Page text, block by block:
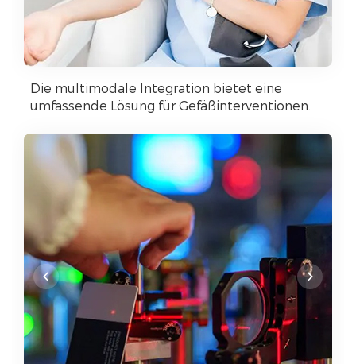
Die multimodale Integration bietet eine
umfassende Lösung für Gefäßinterventionen.